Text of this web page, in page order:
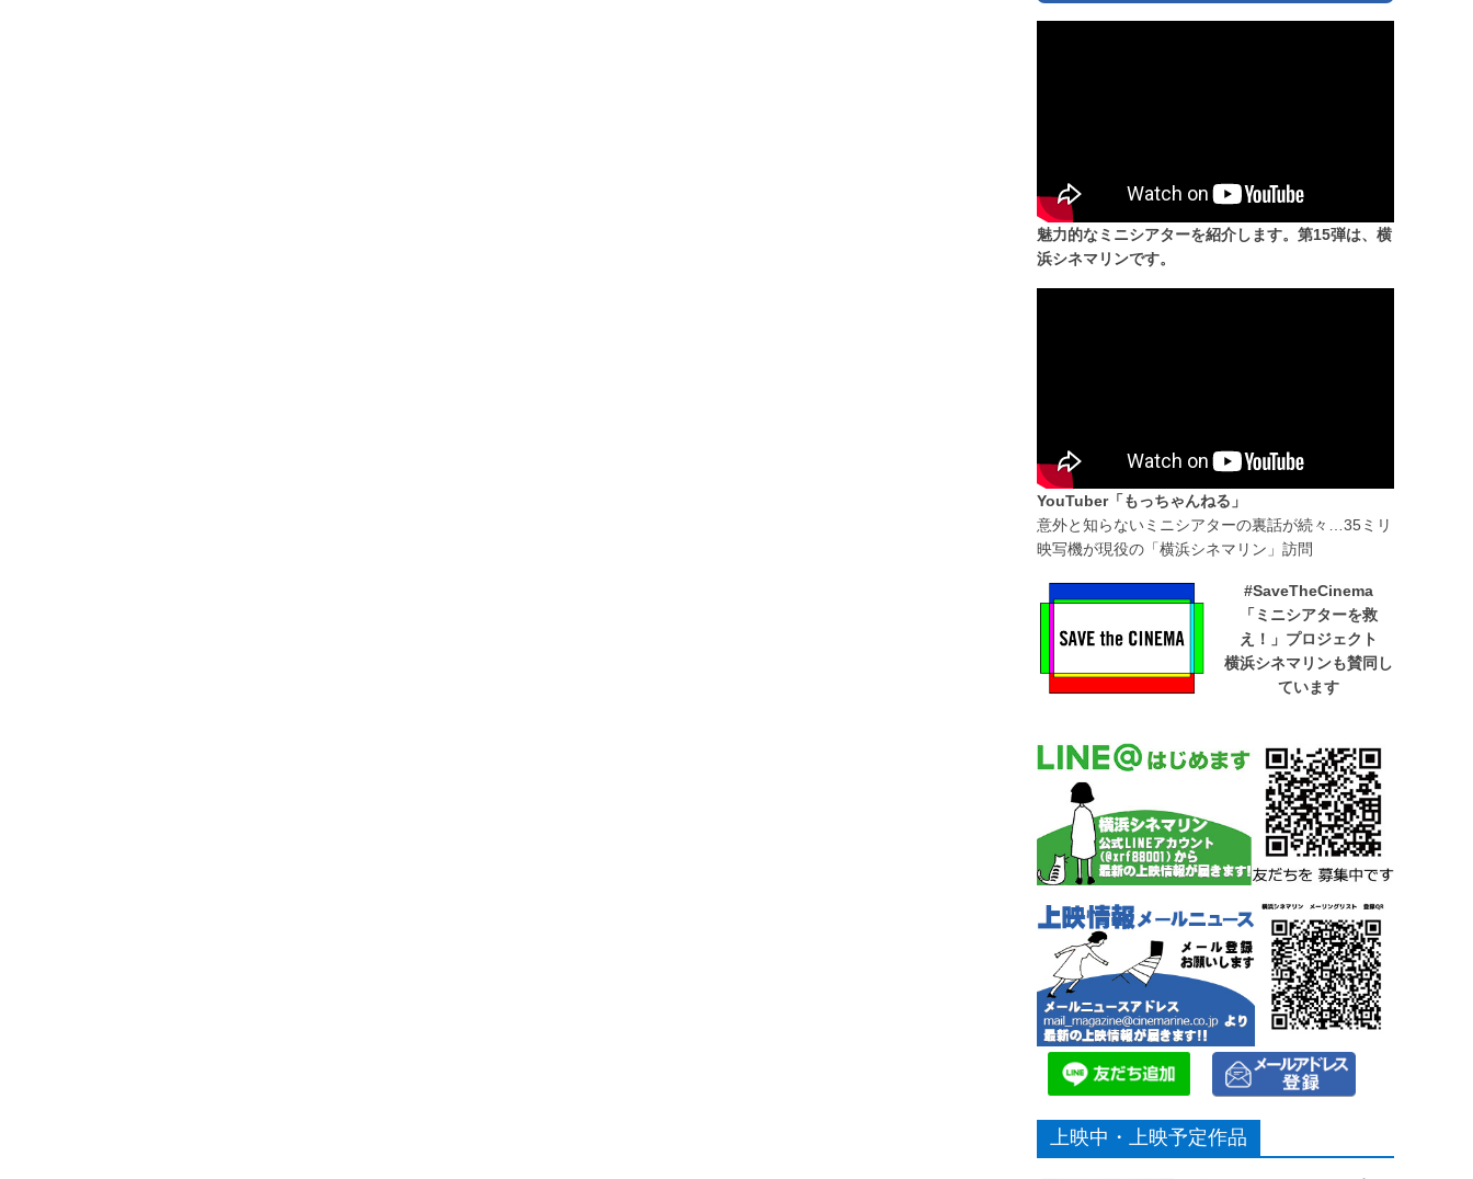
魅力的なミニシアターを紹介します。第15弾は、横
浜シネマリンです。
YouTuber「もっちゃんねる」
意外と知らないミニシアターの裏話が続々…35ミリ
映写機が現役の「横浜シネマリン」訪問
#SaveTheCinema
「ミニシアターを救
え！」プロジェクト
横浜シネマリンも賛同し
ています
上映中・上映予定作品